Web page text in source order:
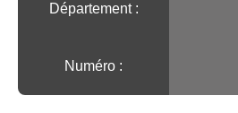
Département :
Numéro :